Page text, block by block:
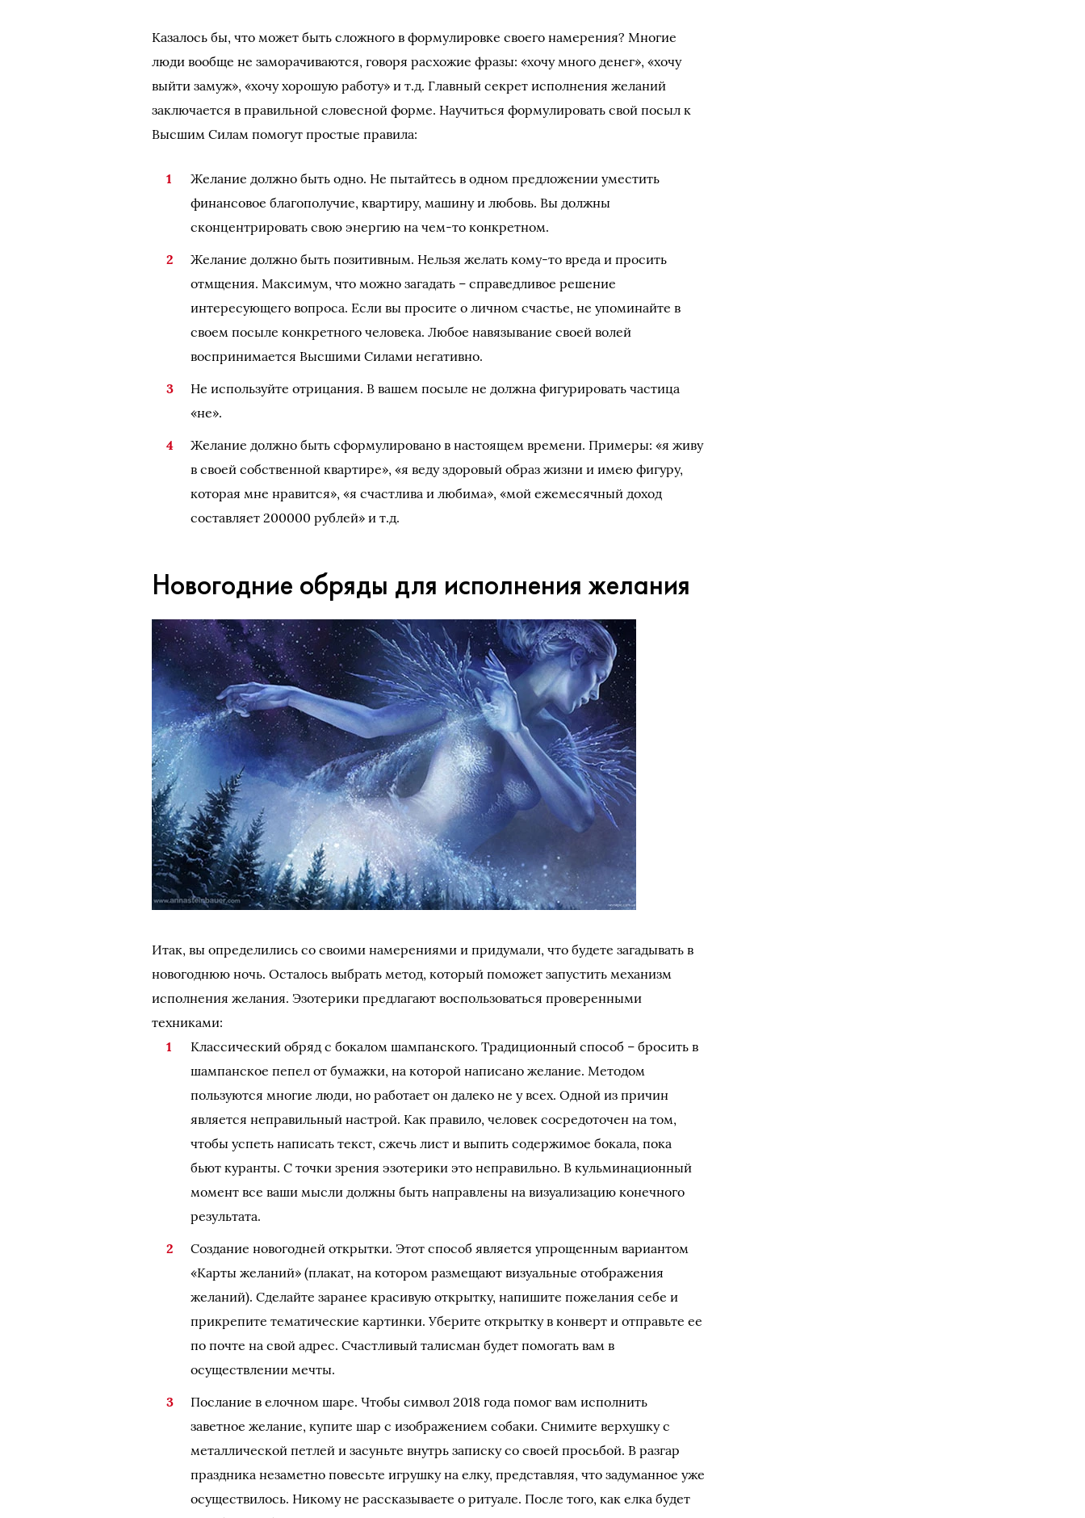
Казалось бы, что может быть сложного в формулировке своего намерения? Многие
люди вообще не заморачиваются, говоря расхожие фразы: «хочу много денег», «хочу
выйти замуж», «хочу хорошую работу» и т.д. Главный секрет исполнения желаний
заключается в правильной словесной форме. Научиться формулировать свой посыл к
Высшим Силам помогут простые правила:
Желание должно быть одно. Не пытайтесь в одном предложении уместить
финансовое благополучие, квартиру, машину и любовь. Вы должны
сконцентрировать свою энергию на чем-то конкретном.
Желание должно быть позитивным. Нельзя желать кому-то вреда и просить
отмщения. Максимум, что можно загадать – справедливое решение
интересующего вопроса. Если вы просите о личном счастье, не упоминайте в
своем посыле конкретного человека. Любое навязывание своей волей
воспринимается Высшими Силами негативно.
Не используйте отрицания. В вашем посыле не должна фигурировать частица
«не».
Желание должно быть сформулировано в настоящем времени. Примеры: «я живу
в своей собственной квартире», «я веду здоровый образ жизни и имею фигуру,
которая мне нравится», «я счастлива и любима», «мой ежемесячный доход
составляет 200000 рублей» и т.д.
Новогодние обряды для исполнения желания
Итак, вы определились со своими намерениями и придумали, что будете загадывать в
новогоднюю ночь. Осталось выбрать метод, который поможет запустить механизм
исполнения желания. Эзотерики предлагают воспользоваться проверенными
техниками:
Классический обряд с бокалом шампанского. Традиционный способ – бросить в
шампанское пепел от бумажки, на которой написано желание. Методом
пользуются многие люди, но работает он далеко не у всех. Одной из причин
является неправильный настрой. Как правило, человек сосредоточен на том,
чтобы успеть написать текст, сжечь лист и выпить содержимое бокала, пока
бьют куранты. С точки зрения эзотерики это неправильно. В кульминационный
момент все ваши мысли должны быть направлены на визуализацию конечного
результата.
Создание новогодней открытки. Этот способ является упрощенным вариантом
«Карты желаний» (плакат, на котором размещают визуальные отображения
желаний). Сделайте заранее красивую открытку, напишите пожелания себе и
прикрепите тематические картинки. Уберите открытку в конверт и отправьте ее
по почте на свой адрес. Счастливый талисман будет помогать вам в
осуществлении мечты.
Послание в елочном шаре. Чтобы символ 2018 года помог вам исполнить
заветное желание, купите шар с изображением собаки. Снимите верхушку с
металлической петлей и засуньте внутрь записку со своей просьбой. В разгар
праздника незаметно повесьте игрушку на елку, представляя, что задуманное уже
осуществилось. Никому не рассказываете о ритуале. После того, как елка будет